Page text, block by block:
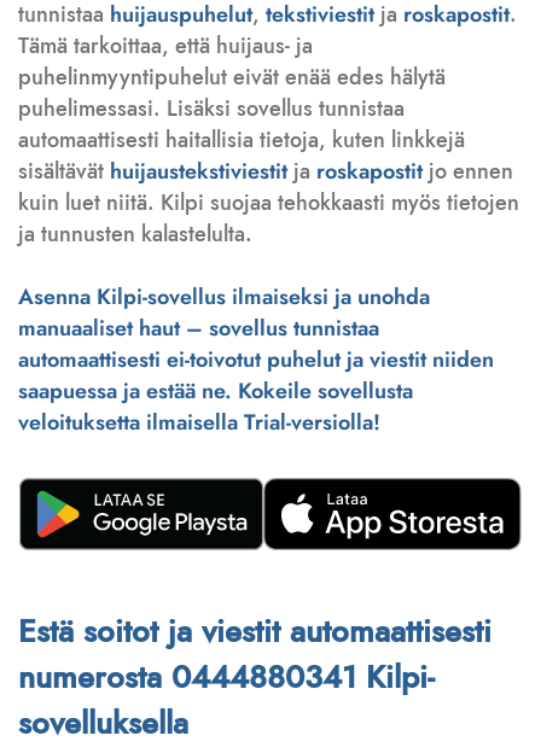
tunnistaa huijauspuhelut, tekstiviestitja roskapostit.
Tämä tarkoittaa, että huijaus- ja
puhelinmyyntipuhelut eivät enää edes hälytä
puhelimessasi. Lisäksi sovellus tunnistaa
automaattisesti haitallisia tietoja, kuten linkkejä
sisältävät huijaustekstiviestitja roskapostitjo ennen
kuin luet niitä. Kilpi suojaa tehokkaasti myös tietojen
ja tunnusten kalastelulta.
Asenna Kilpi-sovellus ilmaiseksi ja unohda
manuaaliset haut – sovellus tunnistaa
automaattisesti ei-toivotut puhelut ja viestit niiden
saapuessa ja estää ne. Kokeile sovellusta
veloituksetta ilmaisella Trial-versiolla!
Estä soitot ja viestit automaattisesti
numerosta 0444880341 Kilpi-
sovelluksella